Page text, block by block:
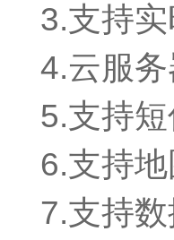
3.支持
4.云服
5.支持
6.支持
7.支持